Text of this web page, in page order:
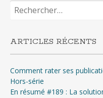
Rechercher :
ARTICLES RÉCENTS
Comment rater ses
Hors-série
En résumé #189 : La